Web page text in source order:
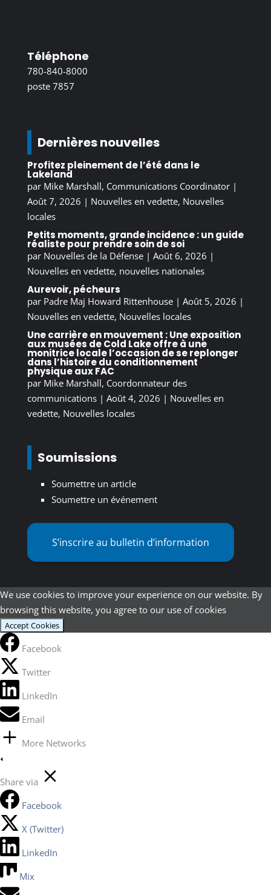
Téléphone
780-840-8000
poste 7857
Dernières nouvelles
Profitez pleinement de l’été dans le
Lakeland
par Mike Marshall, Communications Coordinator|
Août 7, 2026 | Nouvelles en vedette, Nouvelles
locales
Petits moments, grande incidence : un guide
réaliste pour prendre soin de soi
par Nouvelles de la Défense| Août 6, 2026 |
Nouvelles en vedette, nouvelles nationales
Aurevoir, pécheurs
par Padre Maj Howard Rittenhouse| Août 5, 2026 |
Nouvelles en vedette, Nouvelles locales
Une carrière en mouvement : Une exposition
aux musées de Cold Lake offre à une
monitrice locale l’occasion de se replonger
dans l’histoire du conditionnement
physique aux FAC
par Mike Marshall, Coordonnateur des
communications| Août 4, 2026 | Nouvelles en
vedette, Nouvelles locales
Soumissions
Soumettre un article
Soumettre un événement
S’inscrire au bulletin d’information
We use cookies to improve your experience on our website. By
browsing this website, you agree to our use of cookies
Accept Cookies
Facebook
Twitter
LinkedIn
Email
More Networks
Share via
Facebook
X (Twitter)
LinkedIn
Mix